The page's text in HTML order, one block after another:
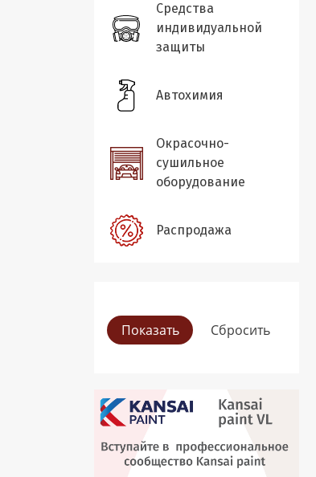
Средства
индивидуальной
защиты
Автохимия
Окрасочно-
сушильное
оборудование
Распродажа